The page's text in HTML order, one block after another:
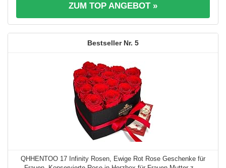
ZUM TOP ANGEBOT »
5
QHHENTOO 17 Infinity Rosen, Ewige Rot Rose Geschenke für